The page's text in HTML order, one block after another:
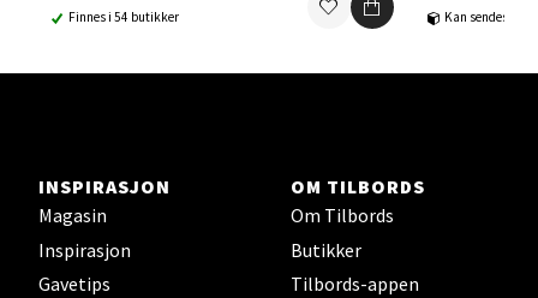
Finnes i 54 butikker
Kan sendes til
INSPIRASJON
Magasin
Inspirasjon
Gavetips
OM TILBORDS
Om Tilbords
Butikker
Tilbords-appen
Strangata 26, 8400 Sortland
0 i butikk
Steinkjer - Thon Senter Steinkjer